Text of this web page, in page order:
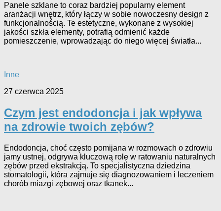
Panele szklane to coraz bardziej popularny element
aranżacji wnętrz, który łączy w sobie nowoczesny design z
funkcjonalnością. Te estetyczne, wykonane z wysokiej
jakości szkła elementy, potrafią odmienić każde
pomieszczenie, wprowadzając do niego więcej światła...
Inne
27 czerwca 2025
Czym jest endodoncja i jak wpływa
na zdrowie twoich zębów?
Endodoncja, choć często pomijana w rozmowach o zdrowiu
jamy ustnej, odgrywa kluczową rolę w ratowaniu naturalnych
zębów przed ekstrakcją. To specjalistyczna dziedzina
stomatologii, która zajmuje się diagnozowaniem i leczeniem
chorób miazgi zębowej oraz tkanek...